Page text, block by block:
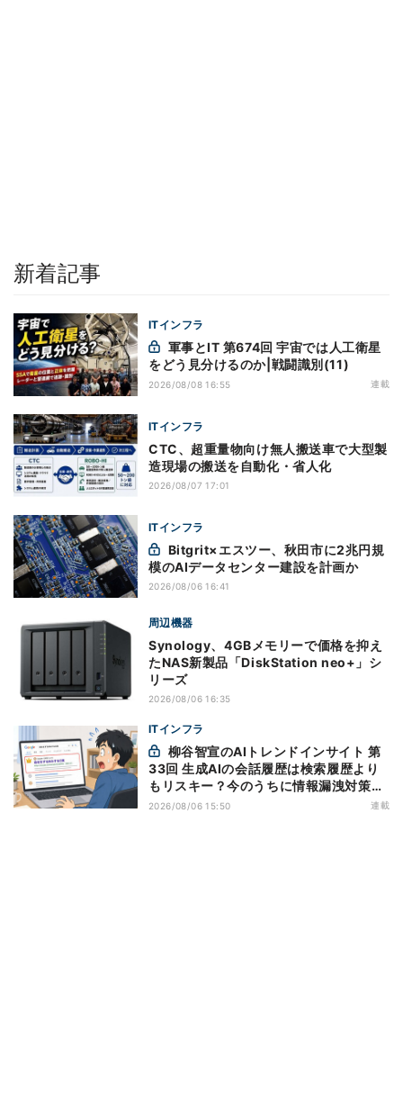
新着記事
ITインフラ
をどう見分けるのか|戦闘識別(11)
2026/08/08 16:55 連載
ITインフラ
CTC、超重量物向け無人搬送車で大型製
造現場の搬送を自動化・省人化
2026/08/07 17:01
ITインフラ
模のAIデータセンター建設を計画か
2026/08/06 16:41
周辺機器
Synology、4GBメモリーで価格を抑え
たNAS新製品「DiskStation neo+」シ
リーズ
2026/08/06 16:35
ITインフラ
33回 生成AIの会話履歴は検索履歴より
もリスキー？今のうちに情報漏洩対策を
万全にしておこう
2026/08/06 15:50 連載